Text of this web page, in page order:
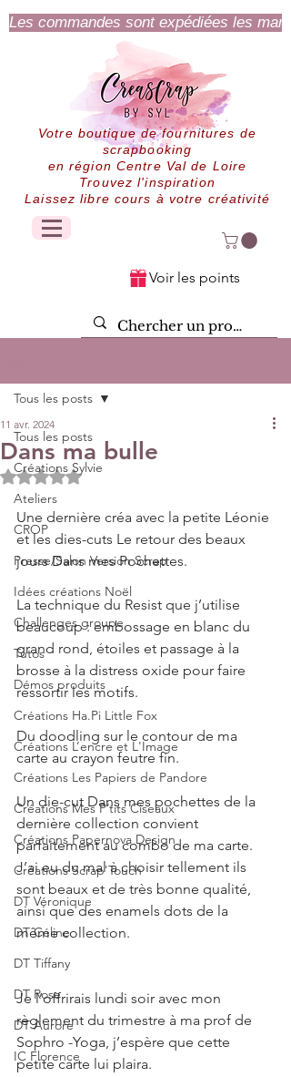
Les commandes sont expédiées les
Votre boutique de fournitures de
scrapbooking
en région Centre Val de Loire
Trouvez l'inspiration
Laissez libre cours à votre créativité
Voir les points
Tous les posts
Créations Sylvie
Ateliers
CROP
Presse/Salon Version Scrap
Idées créations Noël
Challenges groupe
Tutos
Démos produits
Créations Ha.Pi Little Fox
Créations L’encre et L'Image
Créations Les Papiers de Pandore
Créations Mes P’tits Ciseaux
Créations Papernova Design
Créations Scrap'Touch
DT Véronique
DT Céline
DT Tiffany
DT Rose
DT Aurore
IC Florence
Tous les posts
Dans ma bulle
11 avr. 2024
Noté NaN étoiles sur 5.
Une dernière créa avec la petite Léonie
et les dies-cuts Le retour des beaux
jours Dans mes Pochettes.
La technique du Resist que j’utilise
beaucoup : embossage en blanc du
grand rond, étoiles et passage à la
brosse à la distress oxide pour faire
ressortir les motifs.
Du doodling sur le contour de ma
carte au crayon feutre fin.
Un die-cut Dans mes pochettes de la
dernière collection convient
parfaitement au combo de ma carte.
J’ai eu du mal à choisir tellement ils
sont beaux et de très bonne qualité,
ainsi que des enamels dots de la
même collection.
Je l’offrirais lundi soir avec mon
règlement du trimestre à ma prof de
Sophro -Yoga, j’espère que cette
petite carte lui plaira.